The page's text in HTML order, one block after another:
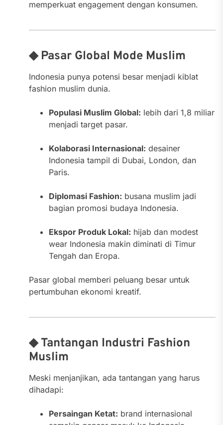
memperkuat engagement dengan konsumen.
◆ Pasar Global Mode Muslim
Indonesia punya potensi besar menjadi kiblat
fashion muslim dunia.
Populasi Muslim Global: lebih dari 1,8 miliar
menjadi target pasar.
Kolaborasi Internasional: desainer
Indonesia tampil di Dubai, London, dan
Paris.
Diplomasi Fashion: busana muslim jadi
bagian promosi budaya Indonesia.
Ekspor Produk Lokal: hijab dan modest
wear Indonesia makin diminati di Timur
Tengah dan Eropa.
Pasar global memberi peluang besar untuk
pertumbuhan ekonomi kreatif.
◆ Tantangan Industri Fashion
Muslim
Meski menjanjikan, ada tantangan yang harus
dihadapi:
Persaingan Ketat: brand internasional